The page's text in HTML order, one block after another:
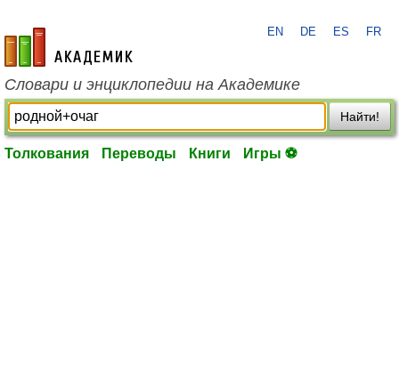
academic.ru
EN DE ES FR
Словари и энциклопедии на Академике
Найти!
Толкования Переводы Книги Игры ⚽